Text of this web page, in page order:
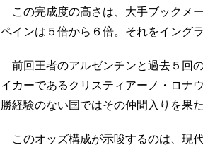
この完成度の高さは、大手ブックメ
ペインは５倍から６倍。それをイング
前回王者のアルゼンチンと過去５回
イカーであるクリスティアーノ・ロナ
勝経験のない国ではその仲間入りを果
このオッズ構成が示唆するのは、現